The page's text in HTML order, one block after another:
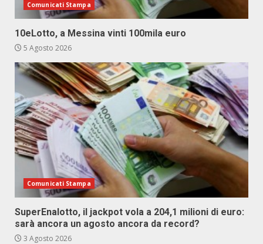
Comunicati Stampa
10eLotto, a Messina vinti 100mila euro
5 Agosto 2026
Comunicati Stampa
SuperEnalotto, il jackpot vola a 204,1 milioni di euro:
sarà ancora un agosto ancora da record?
3 Agosto 2026